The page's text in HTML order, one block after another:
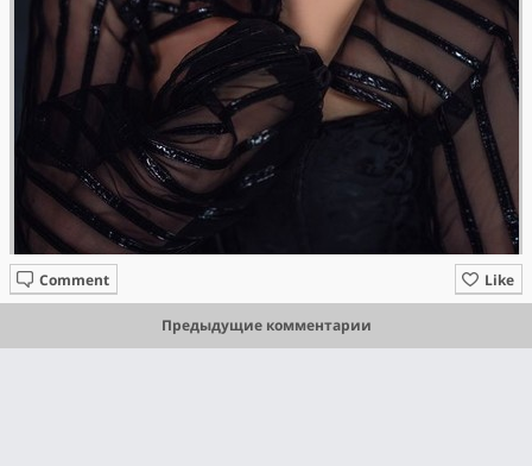
Like
Comment
Предыдущие комментарии